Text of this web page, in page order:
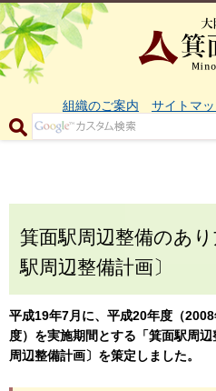
組織のご案内 サイトマ
箕面駅周辺整備のあ
駅周辺整備計画〕
平成19年7月に、平成20年度（
度）を実施期間とする「箕面駅周
周辺整備計画〕を策定しました。